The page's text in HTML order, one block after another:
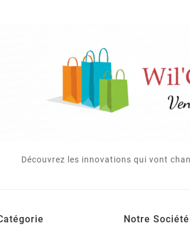
Découvrez les innovations qui vont
Notre Société